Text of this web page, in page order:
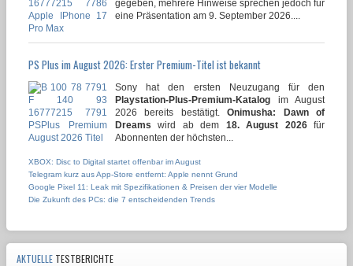
gegeben, mehrere Hinweise sprechen jedoch für
eine Präsentation am 9. September 2026....
PS Plus im August 2026: Erster Premium-Titel ist bekannt
Sony hat den ersten Neuzugang für den
Playstation-Plus-Premium-Katalog im August
2026 bereits bestätigt.Onimusha: Dawn of
Dreams wird ab dem 18. August 2026für
Abonnenten der höchsten...
XBOX: Disc to Digital startet offenbar im August
Telegram kurz aus App-Store entfernt: Apple nennt Grund
Google Pixel 11: Leak mit Spezifikationen & Preisen der vier Modelle
Die Zukunft des PCs: die 7 entscheidenden Trends
AKTUELLE TESTBERICHTE